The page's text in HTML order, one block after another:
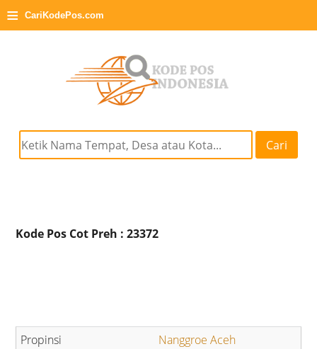
≡ CariKodePos.com
Cari
Kode Pos Cot Preh : 23372
Nanggroe Aceh